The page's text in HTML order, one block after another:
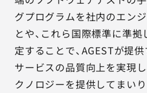
グプログラムを社内のエン
とや、これら国際標準に準
定することで、AGESTが提
サービスの品質向上を実現
クノロジーを提供してまい